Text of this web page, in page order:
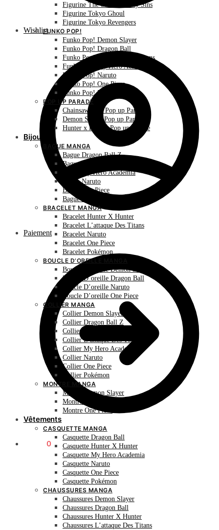
Wishlist
Paiement
0
Figurine The Seven Deadly Sins
Figurine Tokyo Ghoul
Figurine Tokyo Revengers
FUNKO POP!
Funko Pop! Demon Slayer
Funko Pop! Dragon Ball
Funko Pop! L’Attaque des Titans
Funko Pop! My Hero Academia
Funko Pop! Naruto
Funko Pop! One Piece
Funko Pop! Pokémon
POP UP PARADE
Chainsaw Man Pop up Parade
Demon Slayer Pop up Parade
Hunter x Hunter Pop up Parade
Bijoux
BAGUE MANGA
Bague Dragon Ball Z
Bague Hunter X Hunter
Bague My Hero Academia
Bague Naruto
Bague One Piece
Bague Pokémon
BRACELET MANGA
Bracelet Hunter X Hunter
Bracelet L’attaque Des Titans
Bracelet Naruto
Bracelet One Piece
Bracelet Pokémon
BOUCLE D’OREILLE MANGA
Boucle D’oreille Demon Slayer
Boucle D’oreille Dragon Ball
Boucle D’oreille Naruto
Boucle D’oreille One Piece
COLLIER MANGA
Collier Demon Slayer
Collier Dragon Ball Z
Collier Hunter X Hunter
Collier L’attaque Des Titans
Collier My Hero Academia
Collier Naruto
Collier One Piece
Collier Pokémon
MONTRE MANGA
Montre Demon Slayer
Montre Naruto
Montre One Piece
Vêtements
CASQUETTE MANGA
Casquette Dragon Ball
Casquette Hunter X Hunter
Casquette My Hero Academia
Casquette Naruto
Casquette One Piece
Casquette Pokémon
CHAUSSURES MANGA
Chaussures Demon Slayer
Chaussures Dragon Ball
Chaussures Hunter X Hunter
Chaussures L’attaque Des Titans